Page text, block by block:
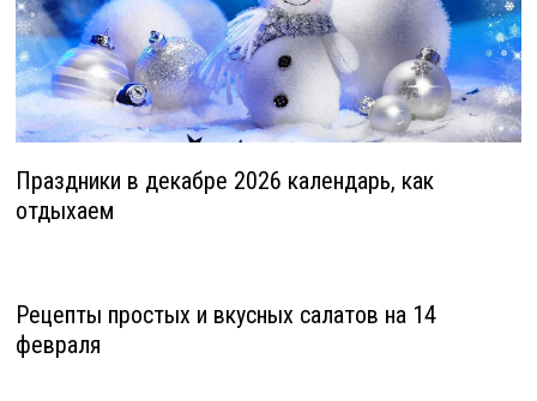
Праздники в декабре 2026 календарь, как
отдыхаем
Рецепты простых и вкусных салатов на 14
февраля